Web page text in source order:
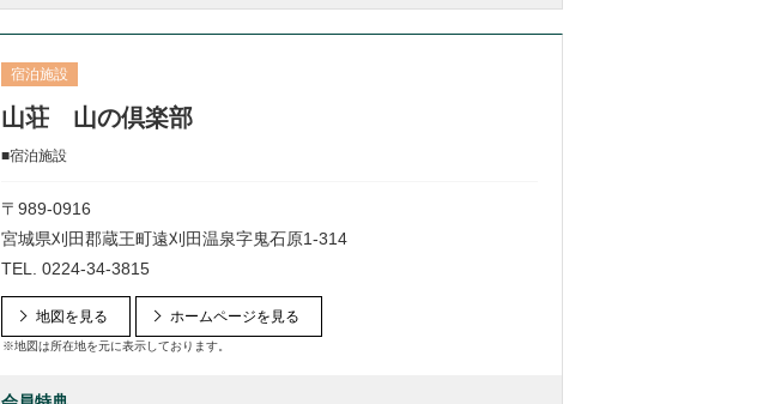
宿泊施設
山荘 山の倶楽部
■宿泊施設
〒989-0916
宮城県刈田郡蔵王町遠刈田温泉字鬼石原1-314
TEL. 0224-34-3815
地図を見る
※地図は所在地を元に表示しております。
ホームページを見る